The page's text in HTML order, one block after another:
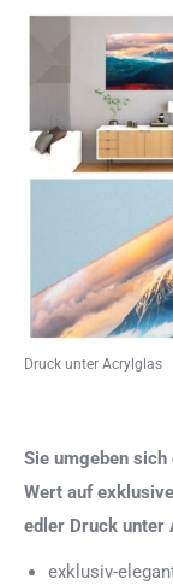
Druck unter Acrylglas
Sie umgeben
Wert auf
edler Druck unter
exklusiv-